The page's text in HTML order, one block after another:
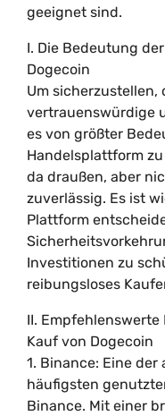
geeignet sind.
I. Die Bedeutung
Dogecoin
Um sicherzustellen,
vertrauenswürdige
es von größter
Handelsplattform
da draußen, aber
zuverlässig. Es ist
Plattform
Investitionen zu
reibungsloses
II.
Kauf von Dogecoin
1. Binance: Eine
häufigsten
Binance. Mit einer